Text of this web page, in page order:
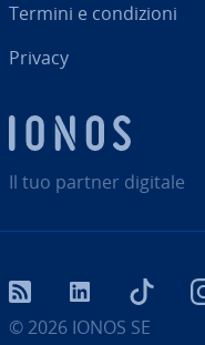
Il tuo partner digitale
Termini e con­di­zio­ni
Privacy
© 2026 IONOS SE
RSS LinkedIn tiktok